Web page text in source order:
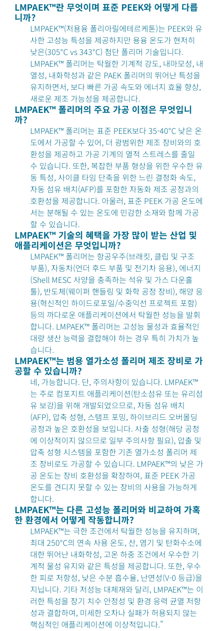
LMPAEK™란 무엇이며 표준 PEEK와 어떻게 다릅
니까?
LMPAEK™(저용융 폴리아릴에테르케톤)는 PEEK와 유
사한 고성능 특성을 제공하지만 용융 온도가 현저히
낮은(305°C vs 343°C) 첨단 폴리머 기술입니다.
LMPAEK™ 폴리머는 탁월한 기계적 강도, 내마모성, 내
열성, 내화학성과 같은 PAEK 폴리머의 뛰어난 특성을
유지하면서, 보다 빠른 가공 속도와 에너지 효율 향상,
새로운 제조 가능성을 제공합니다.
LMPAEK™ 폴리머의 주요 가공 이점은 무엇입니
까?
LMPAEK™ 폴리머는 표준 PEEK보다 35-40°C 낮은 온
도에서 가공할 수 있어, 더 광범위한 제조 장비와의 호
환성을 제공하고 가공 기계의 열적 스트레스를 줄일
수 있습니다. 또한, 복잡한 부품 형상을 위한 우수한 유
동 특성, 사이클 타임 단축을 위한 느린 결정화 속도,
자동 섬유 배치(AFP)를 포함한 자동화 제조 공정과의
호환성을 제공합니다. 아울러, 표준 PEEK 가공 온도에
서는 분해될 수 있는 온도에 민감한 소재와 함께 가공
할 수 있습니다.
LMPAEK™ 기술의 혜택을 가장 많이 받는 산업 및
애플리케이션은 무엇입니까?
LMPAEK™ 폴리머는 항공우주(브래킷, 클립 및 구조
부품), 자동차(언더 후드 부품 및 전기차 응용), 에너지
(Shell MESC 사양을 충족하는 석유 및 가스 다운홀
툴), 반도체(웨이퍼 핸들링 및 화학 공정 장비), 해양 응
용(혁신적인 하이드로포일/수중익선 프로젝트 포함)
등의 까다로운 애플리케이션에서 탁월한 성능을 발휘
합니다. LMPAEK™ 폴리머는 고성능 물성과 효율적인
대량 생산 능력을 결합해야 하는 경우 특히 가치가 높
습니다.
LMPAEK™는 범용 열가소성 폴리머 제조 장비로 가
공할 수 있습니까?
네, 가능합니다. 단, 주의사항이 있습니다. LMPAEK™
는 주로 컴포지트 애플리케이션(탄소섬유 또는 유리섬
유 보강)을 위해 개발되었으므로, 자동 섬유 배치
(AFP), 압축 성형, 스탬프 포밍, 하이브리드 오버몰딩
공정과 높은 호환성을 보입니다. 사출 성형(해당 공정
에 이상적이지 않으므로 일부 주의사항 필요), 압출 및
압축 성형 시스템을 포함한 기존 열가소성 폴리머 제
조 장비로도 가공할 수 있습니다. LMPAEK™의 낮은 가
공 온도는 장비 호환성을 확장하여, 표준 PEEK 가공
온도를 견디지 못할 수 있는 장비의 사용을 가능하게
합니다.
LMPAEK™는 다른 고성능 폴리머와 비교하여 가혹
한 환경에서 어떻게 작동합니까?
LMPAEK™는 극한 조건에서 탁월한 성능을 유지하며,
최대 250°C의 연속 사용 온도, 산, 염기 및 탄화수소에
대한 뛰어난 내화학성, 고온 하중 조건에서 우수한 기
계적 물성 유지와 같은 특성을 제공합니다. 또한, 우수
한 피로 저항성, 낮은 수분 흡수율, 난연성(V-0 등급)을
지닙니다. 기타 저성능 대체재와 달리, LMPAEK™는 이
러한 특성을 장기 치수 안정성 및 환경 응력 균열 저항
성과 결합하여, 미세한 오차나 실패가 허용되지 않는
핵심적인 애플리케이션에 이상적입니다."